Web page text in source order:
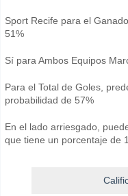
Sport Recife para el
51%
Sí para Ambos Equipos
Para el Total de Goles,
probabilidad de 57%
En el lado arriesgado,
que tiene un porcentaje de